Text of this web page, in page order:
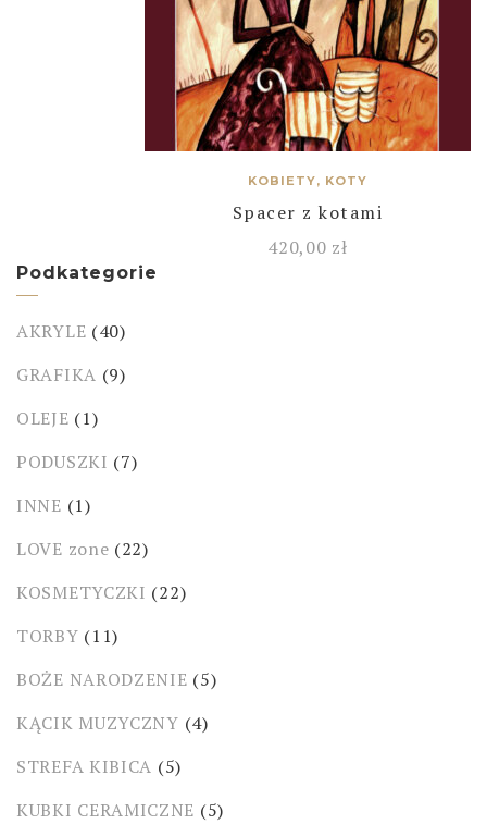
KOBIETY, KOTY
Spacer z kotami
420,00 zł
Podkategorie
AKRYLE (40)
GRAFIKA (9)
OLEJE (1)
PODUSZKI (7)
INNE (1)
LOVE zone (22)
KOSMETYCZKI (22)
TORBY (11)
BOŻE NARODZENIE (5)
KĄCIK MUZYCZNY (4)
STREFA KIBICA (5)
KUBKI CERAMICZNE (5)